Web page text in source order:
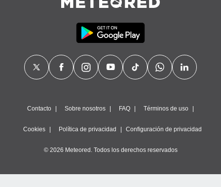
Contacto Sobre nosotros FAQ Términos de uso
Cookies Política de privacidad Configuración de privacidad
© 2026 Meteored. Todos los derechos reservados